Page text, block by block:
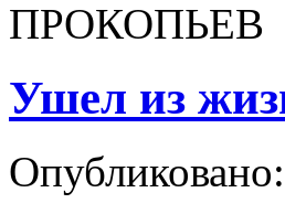
ПРОКОПЬЕВ
Ушел из